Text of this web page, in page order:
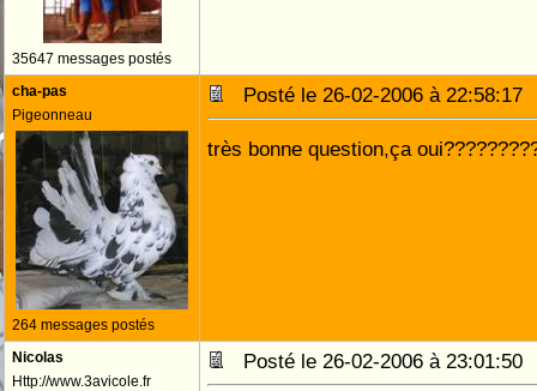
35647 messages postés
cha-pas
Pigeonneau
264 messages postés
Posté le 26-02-2006 à
très bonne question,ça
Nicolas
Http://www.3avicole.fr
Posté le 26-02-2006 à